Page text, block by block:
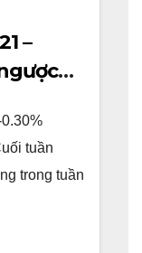
–
tuần
trong tuần